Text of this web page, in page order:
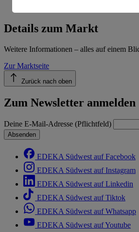
Details zum Markt
Weitere Informationen – alles auf einem
Zur Marktseite
Zurück nach oben
Zum Newsletter anmelden
Deine E-Mail-Adresse (Pflichtfeld)
Absenden
EDEKA Südwest auf Facebook
EDEKA Südwest auf Instagram
EDEKA Südwest auf Linkedin
EDEKA Südwest auf Tiktok
EDEKA Südwest auf Whatsapp
EDEKA Südwest auf Youtube
Informationen zum Herausgeber der
im
Impressum